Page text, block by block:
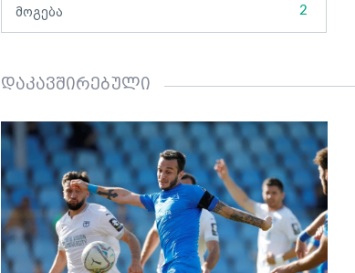
მოგება 2
დაკავშირებული